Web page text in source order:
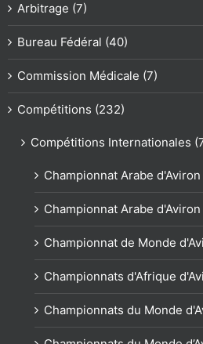
Arbitrage (7)
Bureau Fédéral (40)
Commission Médicale (7)
Compétitions (232)
Compétitions Internationales
Championnat Arabe d'Aviron
Championnat Arabe d'Aviron
Championnat de Monde
Championnats d'Afrique
Championnats du Monde